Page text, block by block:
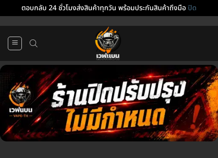
ตอบกลับ 24 ชั่วโมงส่งสินค้าทุกวัน พร้อมประกันสินค้าถึงมือปิด